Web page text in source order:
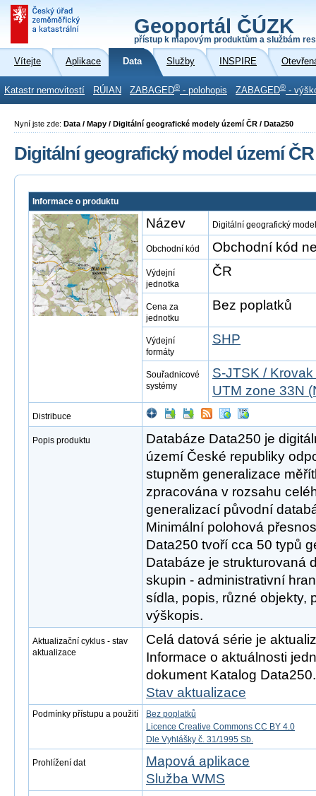
Geoportál ČÚZK
přístup k mapovým produktům a službám
Vítejte Aplikace Data Služby INSPIRE
Katastr nemovitostí RÚIAN ZABAGED® - polohopis ZABAGED® -
Nyní jste zde: Data / Mapy / Digitální geografické modely území ČR / Data250
Digitální geografický model území ČR
Informace o produktu
Název Digitální geografický
Obchodní kód Obchodní kód
Výdejní
jednotka
ČR
Cena za
jednotku
Bez poplatků
Výdejní
formáty
SHP
Souřadnicové
systémy
S-JTSK /
UTM zone 33N
Distribuce
Popis produktu
Databáze Data250 je
území České republiky
stupněm generalizace
zpracována v rozsahu
generalizací původní
Minimální polohová
Data250 tvoří cca 50 typů
Databáze je strukturovaná
skupin - administrativní
sídla, popis, různé objekty,
výškopis.
Aktualizační cyklus - stav
aktualizace
Celá datová série je
Informace o aktuálnosti
dokument Katalog Data250.
Stav aktualizace
Podmínky přístupu a použití
Bez poplatků
Licence Creative Commons CC BY 4.0
Dle Vyhlášky č. 31/1995 Sb.
Prohlížení dat
Mapová aplikace
Služba WMS